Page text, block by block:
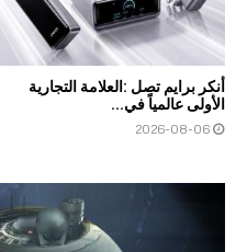
أنكر برايم تصل :العلامة التجارية
الأولى عالمياً في...
2026-08-06